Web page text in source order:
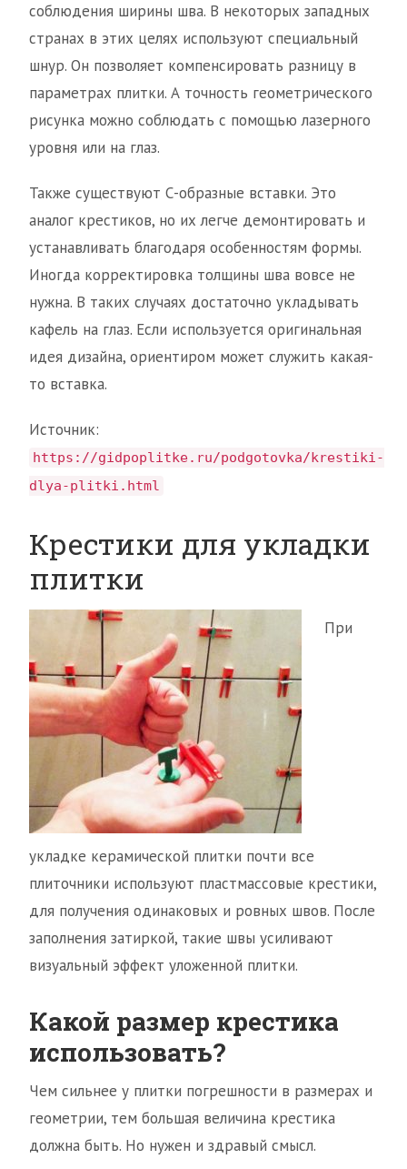
соблюдения ширины шва. В некоторых западных
странах в этих целях используют специальный
шнур. Он позволяет компенсировать разницу в
параметрах плитки. А точность геометрического
рисунка можно соблюдать с помощью лазерного
уровня или на глаз.
Также существуют С-образные вставки. Это
аналог крестиков, но их легче демонтировать и
устанавливать благодаря особенностям формы.
Иногда корректировка толщины шва вовсе не
нужна. В таких случаях достаточно укладывать
кафель на глаз. Если используется оригинальная
идея дизайна, ориентиром может служить какая-
то вставка.
Источник:
https://gidpoplitke.ru/podgotovka/krestiki-
dlya-plitki.html
Крестики для укладки
плитки
При
укладке керамической плитки почти все
плиточники используют пластмассовые крестики,
для получения одинаковых и ровных швов. После
заполнения затиркой, такие швы усиливают
визуальный эффект уложенной плитки.
Какой размер крестика
использовать?
Чем сильнее у плитки погрешности в размерах и
геометрии, тем большая величина крестика
должна быть. Но нужен и здравый смысл.